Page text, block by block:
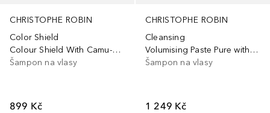
CHRISTOPHE ROBIN
Color Shield
Colour Shield With Camu-Camu Berries
Šampon na vlasy
899 Kč
CHRISTOPHE ROBIN
Cleansing
Volumising Paste Pure with Rose Extracts
Šampon na vlasy
1 249 Kč